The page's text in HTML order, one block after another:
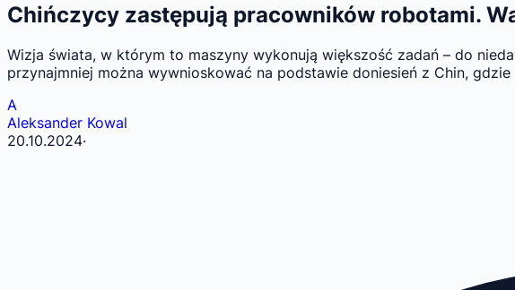
Chińczycy zastępują pracowników robotami.
Wizja świata, w którym to maszyny wykonują większość zadań – do
przynajmniej można wywnioskować na podstawie doniesień z Chin,
A
Aleksander Kowal
20.10.2024·